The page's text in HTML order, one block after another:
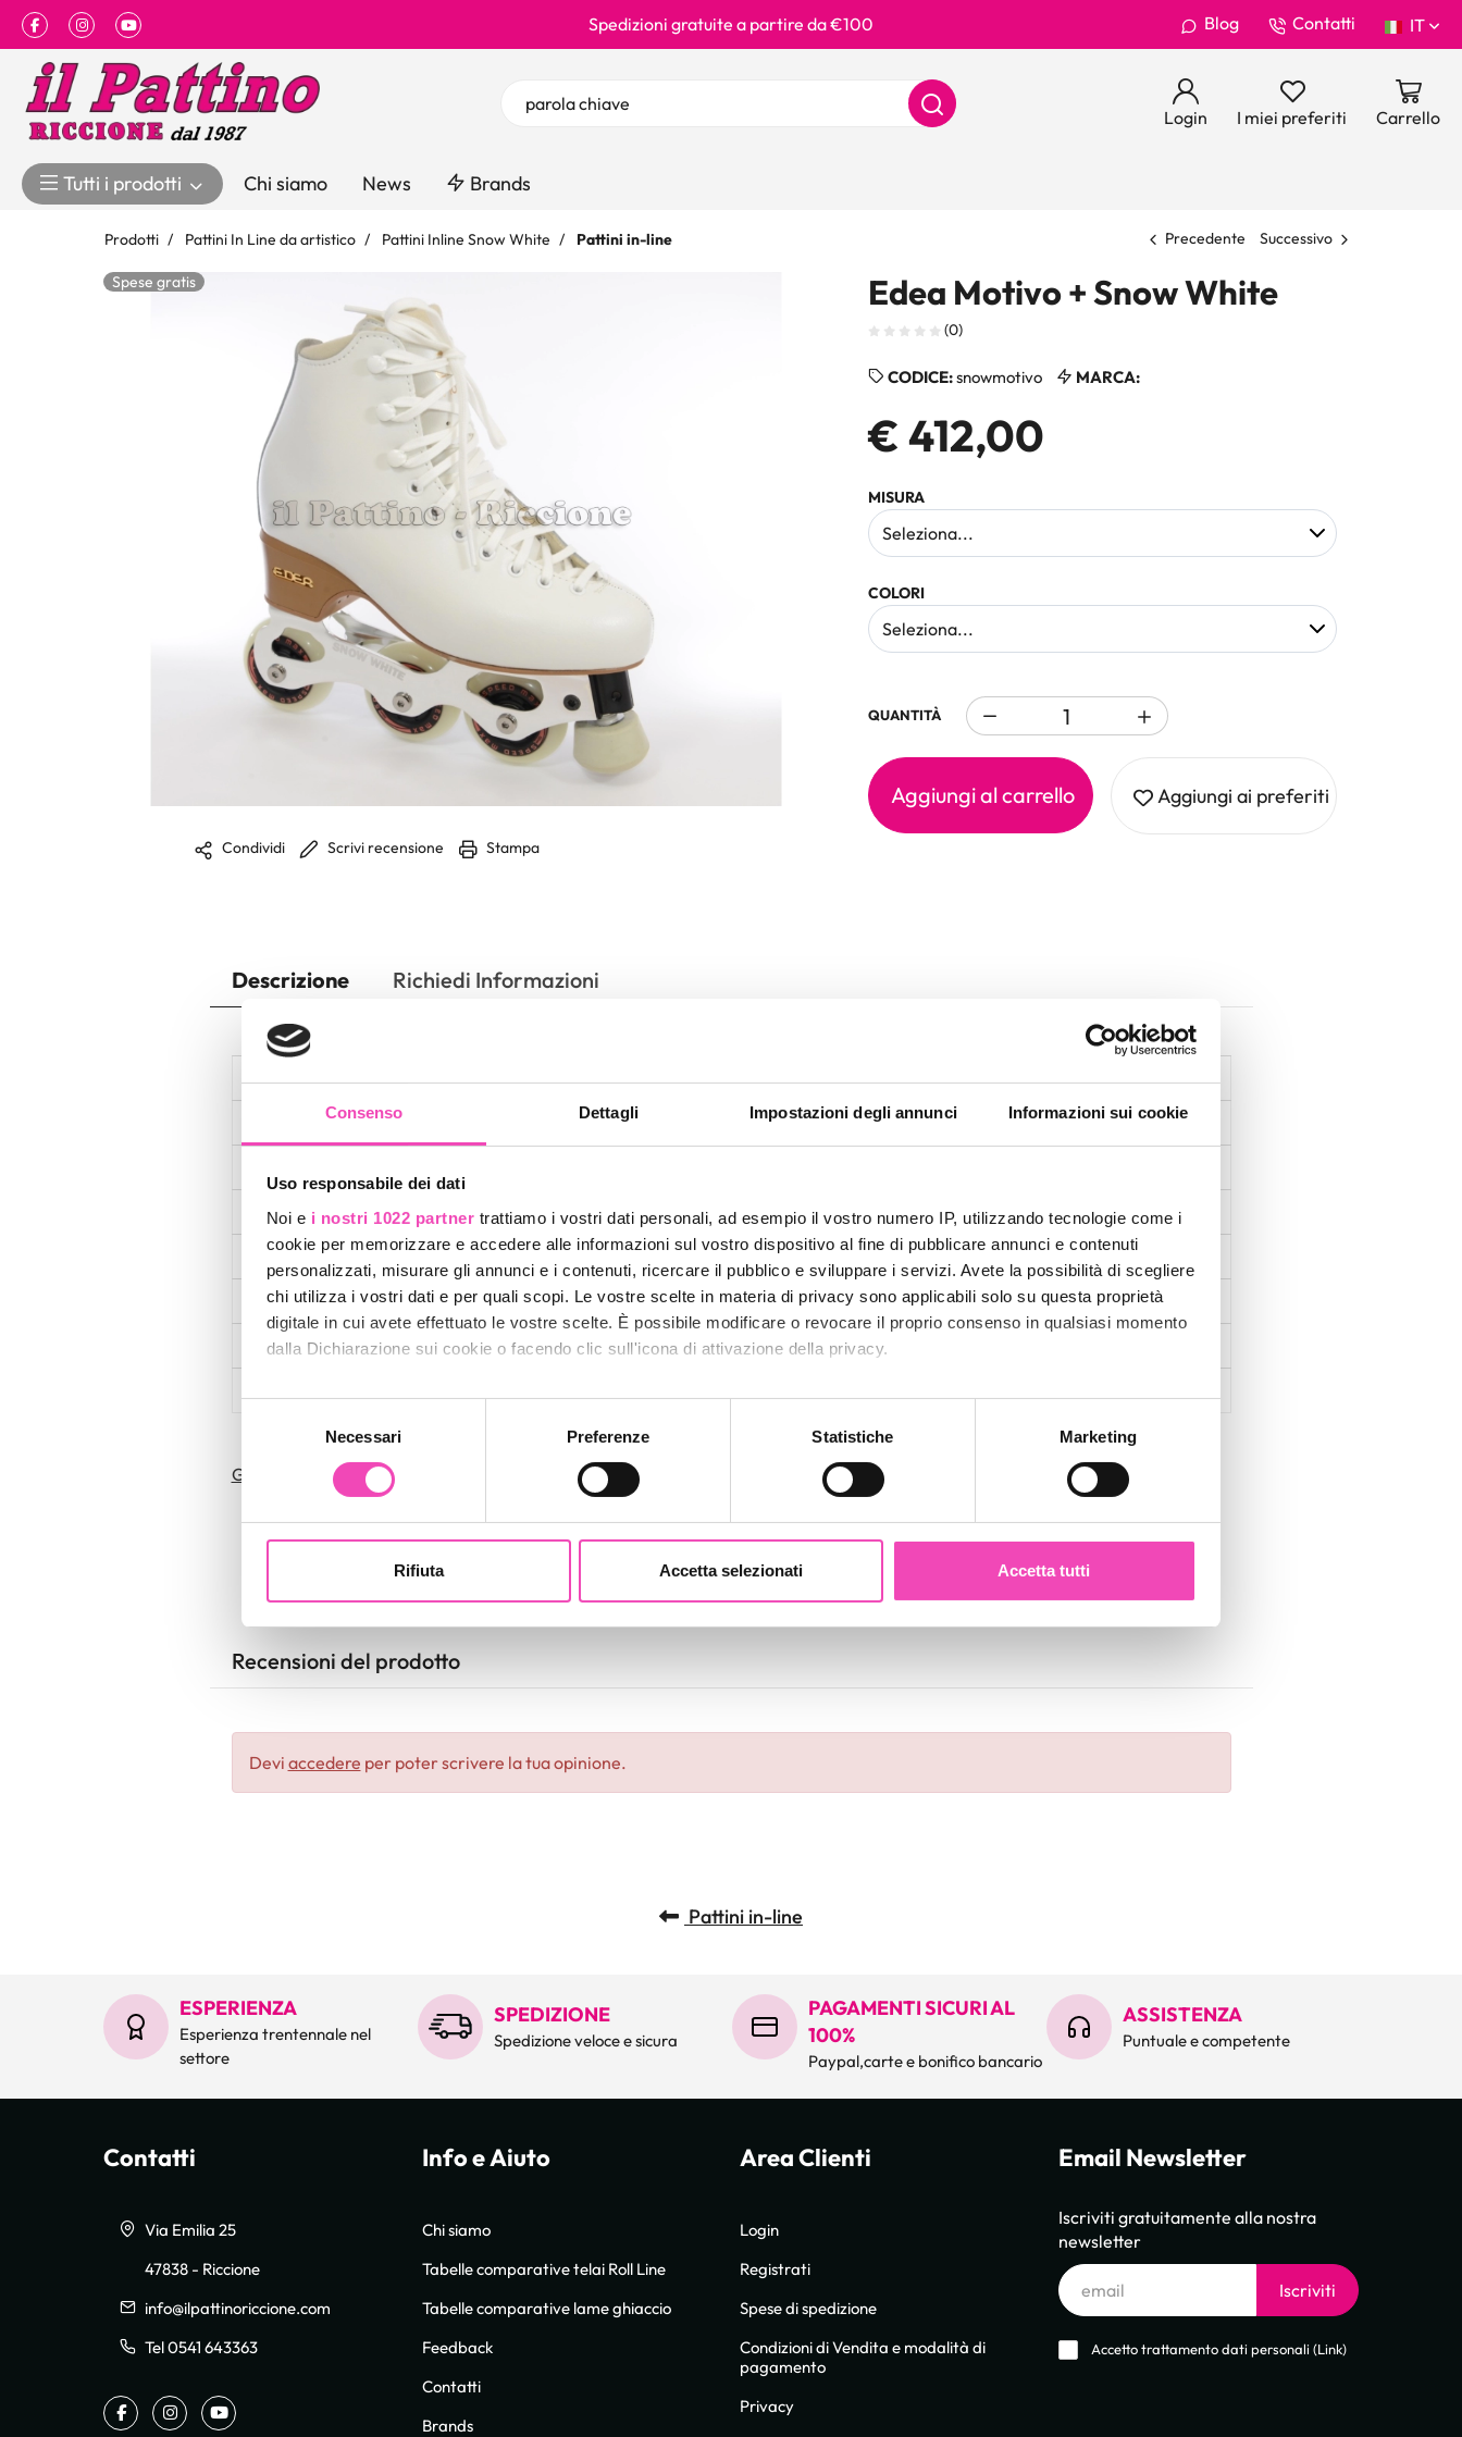
Consenso Dettagli Impostazioni degli annunci Informazioni sui cookie
Uso responsabile dei dati
Noi e i nostri 1022 partner trattiamo i vostri dati personali, ad esempio il vostro numero IP, utilizzando tecnologie come i
cookie per memorizzare e accedere alle informazioni sul vostro dispositivo al fine di pubblicare annunci e contenuti
personalizzati, misurare gli annunci e i contenuti, ricercare il pubblico e sviluppare i servizi. Avete la possibilità di scegliere
chi utilizza i vostri dati e per quali scopi. Le vostre scelte in materia di privacy sono applicabili solo su questa proprietà
digitale in cui avete effettuato le vostre scelte. È possibile modificare o revocare il proprio consenso in qualsiasi momento
dalla Dichiarazione sui cookie o facendo clic sull'icona di attivazione della privacy.
Con il tuo consenso, vorremmo anche:
raccogliere informazioni sulla tua posizione geografica, con un'approssimazione di qualche metro,
digitali).
modificare o ritirare il tuo consenso in qualsiasi momento dalla Dichiarazione sui cookie.
che hanno raccolto dal suo utilizzo dei loro servizi.
Necessari Preferenze Statistiche Marketing
Rifiuta Accetta selezionati Accetta tutti
FacebookInstagram Spedizioni gratuite a partire da €100 Blog Contatti IT
Login I miei preferiti Carrello
Tutti i prodotti Chi siamo News Brands
Prodotti Pattini In Line da artistico Pattini Inline Snow White Pattini in-line Precedente Successivo
Spese gratis
Condividi Scrivi recensione Stampa
Edea Motivo + Snow White
(0)
CODICE:snowmotivo MARCA:
€ 412,00
MISURA
COLORI
QUANTITÀ
Aggiungi al carrello Aggiungi ai preferiti
Descrizione Richiedi Informazioni
SCARPA Edea Motivo
INDICE DI SUPPORTO Morbido
CUSCINETTI Inclusi
RUOTE Incluse a scelta
FRENI Inclusi
CHIAVI DI REGOLAZIONE Incluse
Guida su come scegliere la misura di pattini adeguata
Recensioni del prodotto
Devi accedere per poter scrivere la tua opinione.
Pattini in-line
ESPERIENZA
Esperienza trentennale nel
settore
SPEDIZIONE
Spedizione veloce e sicura
PAGAMENTI SICURI AL
100%
Paypal,carte e bonifico bancario
ASSISTENZA
Puntuale e competente
Contatti
Via Emilia 25
47838 - Riccione
info@ilpattinoriccione.com
Telefono:
Tel 0541 643363
FacebookInstagramYoutube
Info e Aiuto
Chi siamo
Tabelle comparative telai Roll Line
Tabelle comparative lame ghiaccio
Feedback
Contatti
Brands
Area Clienti
Login
Registrati
Spese di spedizione
Condizioni di Vendita e modalità di
pagamento
Privacy
Email Newsletter
Iscriviti gratuitamente alla nostra
newsletter
Email
Iscriviti
Accetto trattamento dati personali (Link)